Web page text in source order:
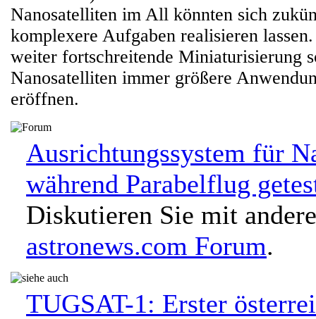
Nanosatelliten im All könnten sich
komplexere Aufgaben realisieren
weiter fortschreitende Miniaturisierung
Nanosatelliten immer größere
eröffnen.
Ausrichtungssystem für
während Parabelflug
Diskutieren Sie mit
astronews.com Forum.
TUGSAT-1: Erster